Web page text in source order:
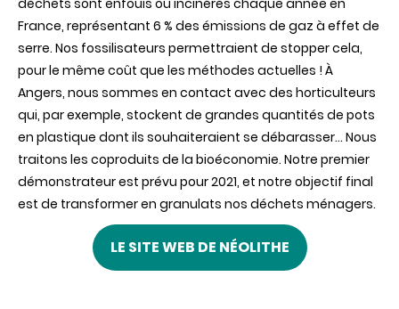
France, représentant 6 % des émissions de gaz à effet de
serre. Nos fossilisateurs permettraient de stopper cela,
pour le même coût que les méthodes actuelles ! À
Angers, nous sommes en contact avec des horticulteurs
qui, par exemple, stockent de grandes quantités de pots
en plastique dont ils souhaiteraient se débarasser… Nous
traitons les coproduits de la bioéconomie. Notre premier
démonstrateur est prévu pour 2021, et notre objectif final
est de transformer en granulats nos déchets ménagers.
LE SITE WEB DE NÉOLITHE